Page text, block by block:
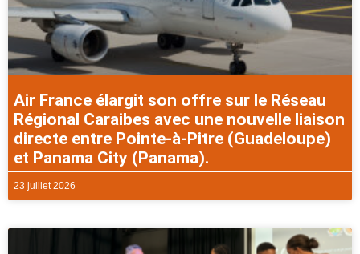
Air France élargit son offre sur le Réseau
Régional Caraibes avec une nouvelle liaison
directe entre Pointe-à-Pitre (Guadeloupe)
et Panama City (Panama).
23 juillet 2026